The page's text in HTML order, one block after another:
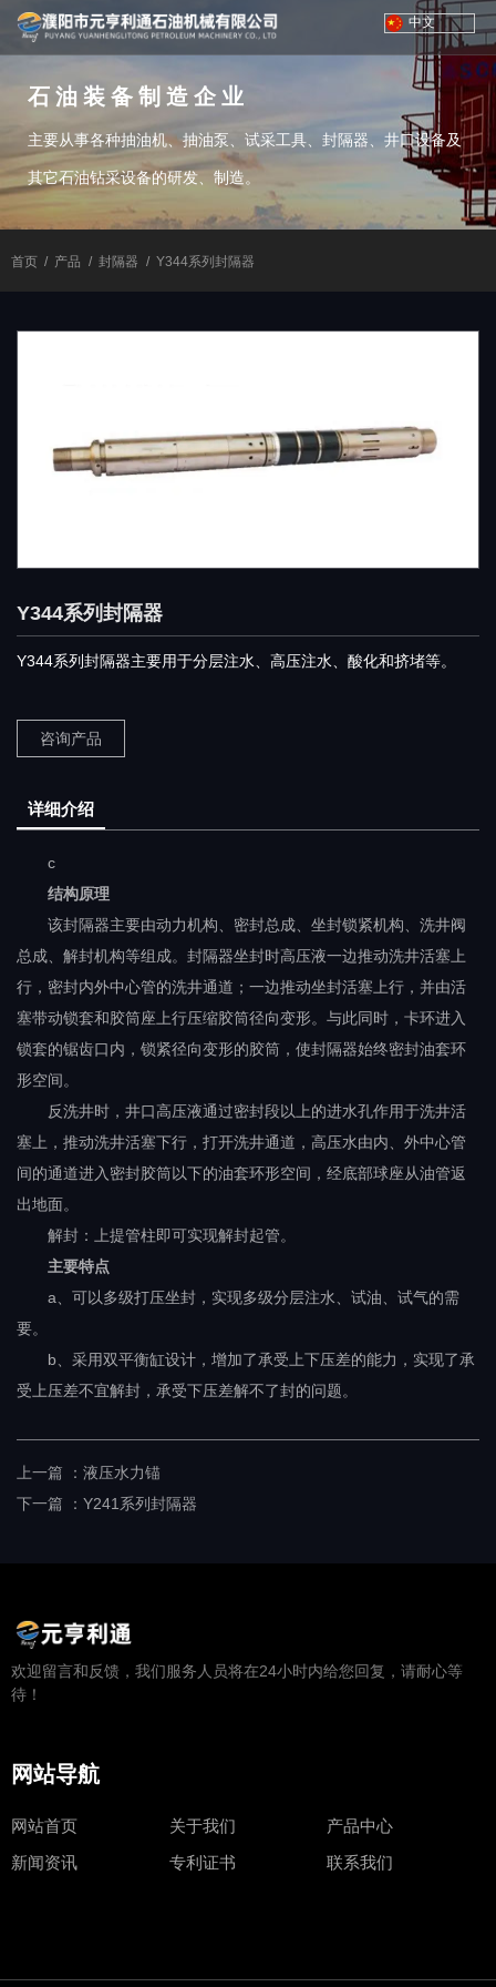
中文
石油装备制造企业
主要从事各种抽油机、抽油泵、试采工具、封隔器、井口设备及
其它石油钻采设备的研发、制造。
首页 / 产品 / 封隔器 / Y344系列封隔器
Y344系列封隔器
Y344系列封隔器主要用于分层注水、高压注水、酸化和挤堵等。
咨询产品
详细介绍
c
结构原理
该封隔器主要由动力机构、密封总成、坐封锁紧机构、洗井阀
总成、解封机构等组成。封隔器坐封时高压液一边推动洗井活塞上
行，密封内外中心管的洗井通道；一边推动坐封活塞上行，并由活
塞带动锁套和胶筒座上行压缩胶筒径向变形。与此同时，卡环进入
锁套的锯齿口内，锁紧径向变形的胶筒，使封隔器始终密封油套环
形空间。
反洗井时，井口高压液通过密封段以上的进水孔作用于洗井活
塞上，推动洗井活塞下行，打开洗井通道，高压水由内、外中心管
间的通道进入密封胶筒以下的油套环形空间，经底部球座从油管返
出地面。
解封：上提管柱即可实现解封起管。
主要特点
a、可以多级打压坐封，实现多级分层注水、试油、试气的需
要。
b、采用双平衡缸设计，增加了承受上下压差的能力，实现了承
受上压差不宜解封，承受下压差解不了封的问题。
上一篇 ： 液压水力锚
下一篇 ： Y241系列封隔器
欢迎留言和反馈，我们服务人员将在24小时内给您回复，请耐心等
待！
网站导航
网站首页 关于我们
产品中心
新闻资讯
专利证书 联系我们